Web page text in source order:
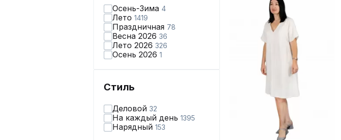
Осень-Зима 4
Лето 1419
Праздничная 78
Весна 2026 36
Лето 2026 326
Осень 2026 1
Стиль
Деловой 32
На каждый день 1395
Нарядный 153